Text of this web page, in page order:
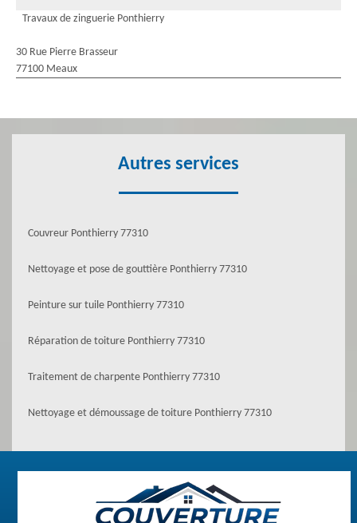
Travaux de zinguerie Ponthierry
30 Rue Pierre Brasseur
77100 Meaux
Autres services
Couvreur Ponthierry 77310
Nettoyage et pose de gouttière Ponthierry 77310
Peinture sur tuile Ponthierry 77310
Réparation de toiture Ponthierry 77310
Traitement de charpente Ponthierry 77310
Nettoyage et démoussage de toiture Ponthierry 77310